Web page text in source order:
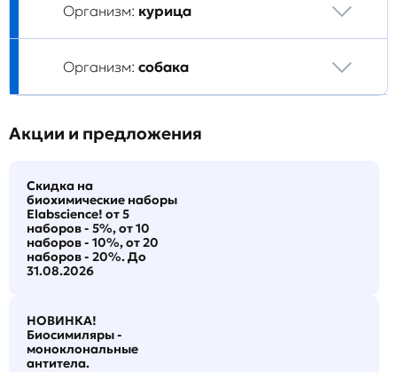
Организм: курица
Организм: собака
Акции и предложения
Скидка на
биохимические наборы
Elabscience! от 5
наборов - 5%, от 10
наборов - 10%, от 20
наборов - 20%. До
31.08.2026
НОВИНКА!
Биосимиляры -
моноклональные
антитела.